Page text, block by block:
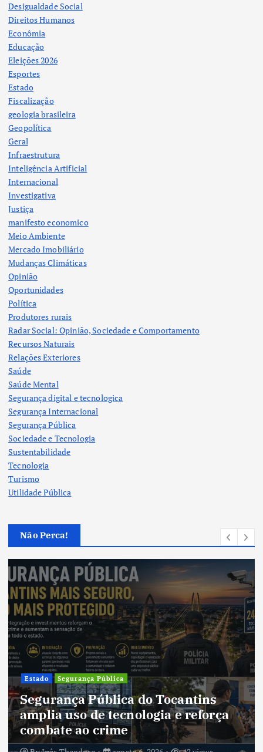
Desigualdade Social
Direitos Humanos
Econômia
Educação
Eleições 2026
Esportes
Estado
Fiscalização
geologia brasileira
Geopolítica
Geral
Infraestrutura
Inteligência Artificial
Internacional
Investigativa
Justiça
manifesto economico
Meio Ambiente
Mercado Imobiliário
Mudanças Climáticas
Opinião
Oportunidades
Política
Produtores rurais
Radar Social: Opinião, Sociedade e Comportamento
Recursos Naturais
Relações Exteriores
Saúde
Saúde Mental
Segurança digital e tecnologica
Segurança Internacional
Segurança Pública
Sociedade e Tecnologia
Sustentabilidade
Tecnologia
Turismo
Utilidade Pública
Não Perca!
Cultura
Cultura do Tocantins preserva
tradições e fortalece identidade de
um estado em constante
transformação